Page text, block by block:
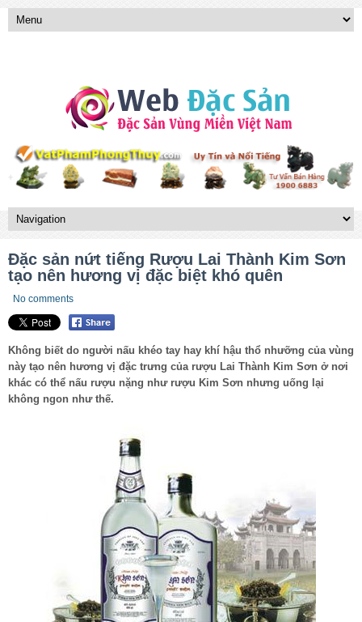
Đặc sản nứt tiếng Rượu Lai Thành Kim Sơn
tạo nên hương vị đặc biệt khó quên
No comments
Không biết do người nấu khéo tay hay khí hậu thổ nhưỡng của vùng
này tạo nên hương vị đặc trưng của rượu Lai Thành Kim Sơn ở nơi
khác có thể nấu rượu nặng như rượu Kim Sơn nhưng uống lại
không ngon như thế.